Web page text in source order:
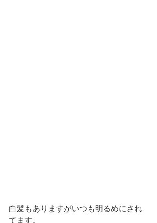
白髪もありますがいつも明るめにされ
てます。